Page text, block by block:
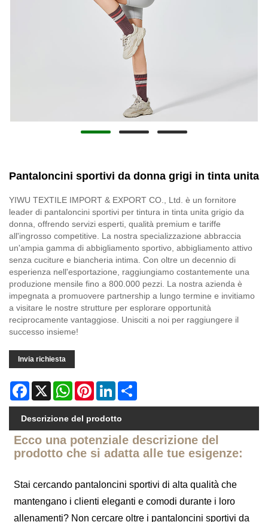
Pantaloncini sportivi da donna grigi in tinta unita
YIWU TEXTILE IMPORT & EXPORT CO., Ltd. è un fornitore
leader di pantaloncini sportivi per tintura in tinta unita grigio da
donna, offrendo servizi esperti, qualità premium e tariffe
all'ingrosso competitive. La nostra specializzazione abbraccia
un'ampia gamma di abbigliamento sportivo, abbigliamento attivo
senza cuciture e biancheria intima. Con oltre un decennio di
esperienza nell'esportazione, raggiungiamo costantemente una
produzione mensile fino a 800.000 pezzi. La nostra azienda è
impegnata a promuovere partnership a lungo termine e invitiamo
a visitare le nostre strutture per esplorare opportunità
reciprocamente vantaggiose. Unisciti a noi per raggiungere il
successo insieme!
Invia richiesta
Facebook
X WhatsAppPinterestLinkedIn
Descrizione del prodotto
Ecco una potenziale descrizione del
prodotto che si adatta alle tue esigenze:
Stai cercando pantaloncini sportivi di alta qualità che
mantengano i clienti eleganti e comodi durante i loro
allenamenti? Non cercare oltre i pantaloncini sportivi da